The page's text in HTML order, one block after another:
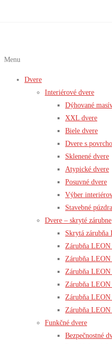
Menu
Dvere
Interiérové dvere
Dýhované
XXL dvere
Biele dvere
Dvere s
Sklenené dvere
Atypické dvere
Posuvné dvere
Výber
Stavebné púzdra
Dvere – skryté zárubne
Skrytá
Zárubňa
Zárubňa
Zárubňa
Zárubňa
Zárubňa
Zárubňa
Funkčné dvere
Bezpečnostné